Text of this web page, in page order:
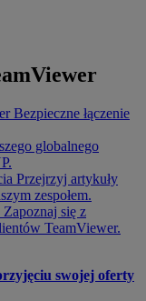
Bezpieczne łączenie
globalnego
Przejrzyj artykuły
zespołem.
Zapoznaj się z
TeamViewer.
swojej oferty